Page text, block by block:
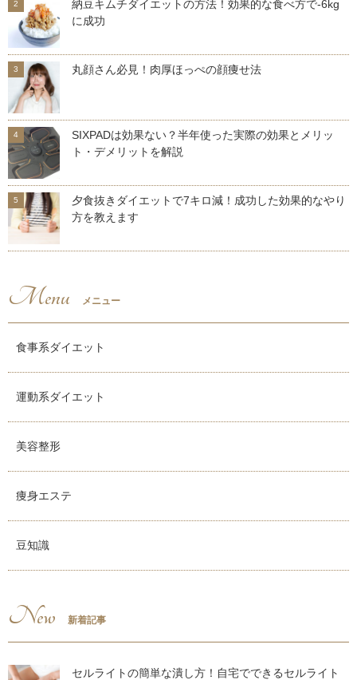
納豆キムチダイエットの方法！効果的な食べ方で-6kg
に成功
丸顔さん必見！肉厚ほっぺの顔痩せ法
SIXPADは効果ない？半年使った実際の効果とメリッ
ト・デメリットを解説
夕食抜きダイエットで7キロ減！成功した効果的なやり
方を教えます
Menu メニュー
食事系ダイエット
運動系ダイエット
美容整形
痩身エステ
豆知識
New 新着記事
セルライトの簡単な潰し方！自宅でできるセルライト